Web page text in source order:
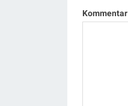
Kommentar